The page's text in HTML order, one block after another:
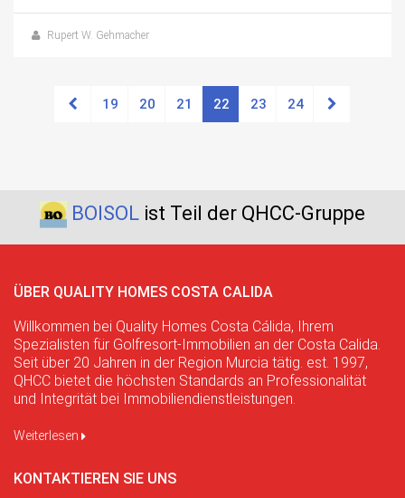
Rupert W. Gehmacher
19 20 21 22 23 24
BOISOL ist Teil der QHCC-Gruppe
ÜBER QUALITY HOMES COSTA CALIDA
Willkommen bei Quality Homes Costa Cálida, Ihrem
Spezialisten für Golfresort-Immobilien an der Costa Calida.
Seit über 20 Jahren in der Region Murcia tätig. est. 1997,
QHCC bietet die höchsten Standards an Professionalität
und Integrität bei Immobiliendienstleistungen.
Weiterlesen
KONTAKTIEREN SIE UNS